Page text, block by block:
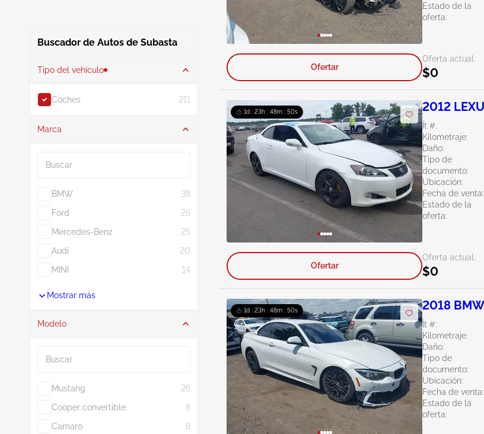
Buscador de Autos de Subasta
Tipo del vehículo
Coches 211
Marca
BMW
38
Ford
26
Mercedes-Benz
25
Audi
20
MINI
14
Mostrar más
Modelo
Mustang
26
Cooper convertible
8
Camaro
8
Estado de la
oferta:
Oferta actual:
$0
Ofertar
1d : 23h : 48m : 49s 2012
Ít #:
Kilometraje:
Daño:
Tipo de
documento:
Ubicación:
Fecha de venta:
Estado de la
oferta:
Oferta actual:
$0
Ofertar
1d : 23h : 48m : 49s 2018
Ít #:
Kilometraje:
Daño:
Tipo de
documento:
Ubicación:
Fecha de venta:
Estado de la
oferta: